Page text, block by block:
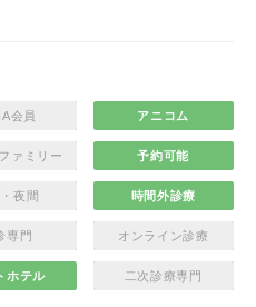
会員 アニコム
ァミリー 予約可能
夜間 時間外診療
専門 オンライン診療
ホテル 二次診療専門